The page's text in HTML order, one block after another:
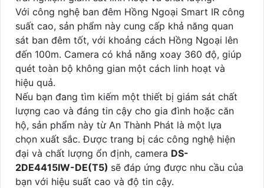
Với công nghệ ban đêm Hồng Ngoại Smart IR công
suất cao, sản phẩm này cung cấp khả năng quan
sát ban đêm tốt, với khoảng cách Hồng Ngoại lên
đến 100m. Camera có khả năng xoay 360 độ, giúp
quét toàn bộ không gian một cách linh hoạt và
hiệu quả.
Nếu bạn đang tìm kiếm một thiết bị giám sát chất
lượng cao và đáng tin cậy cho gia đình hoặc căn
hộ, sản phẩm này từ An Thành Phát là một lựa
chọn xuất sắc. Được trang bị các công nghệ hiện
đại và chất lượng ổn định, camera DS-
2DE4415IW-DE(T5) sẽ đáp ứng được nhu cầu của
bạn với hiệu suất cao và độ tin cậy.